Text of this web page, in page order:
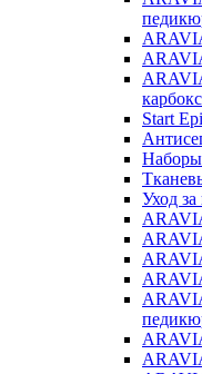
Start
Уход